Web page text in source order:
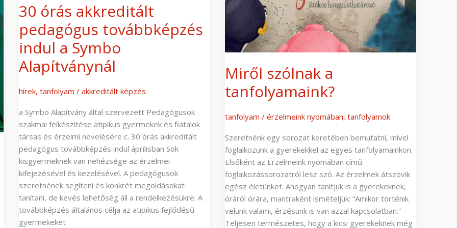
30 órás akkreditált
pedagógus továbbképzés
indul a Symbo
Alapítványnál
hírek, tanfolyam / akkreditált képzés
a Symbo Alapítvány által szervezett Pedagógusok
szakmai felkészítése atipikus gyermekek és fiatalok
társas és érzelmi nevelésére c. 30 órás akkreditált
pedagógus továbbképzés indul áprilisban Sok
kisgyermeknek van nehézsége az érzelmei
kifejezésével és kezelésével. A pedagógusok
szeretnének segíteni és konkrét megoldásokat
tanítani, de kevés lehetőség áll a rendelkezésükre. A
továbbképzés általános célja az atipikus fejlődésű
gyermekeket
Miről szólnak a
tanfolyamaink?
tanfolyam /érzelmeink nyomában,tanfolyamok
Szeretnénk egy sorozat keretében bemutatni, mivel
foglalkozunk a gyerekekkel az egyes tanfolyamainkon.
Elsőként az Érzelmeink nyomában című
foglalkozássorozatról lesz szó. Az érzelmek átszövik
egész életünket. Ahogyan tanítjuk is a gyerekeknek,
óráról órára, mantraként ismételjük: “Amikor történik
velünk valami, érzésünk is van azzal kapcsolatban.”
Teljesen természetes, hogy a kicsi gyerekeknek még